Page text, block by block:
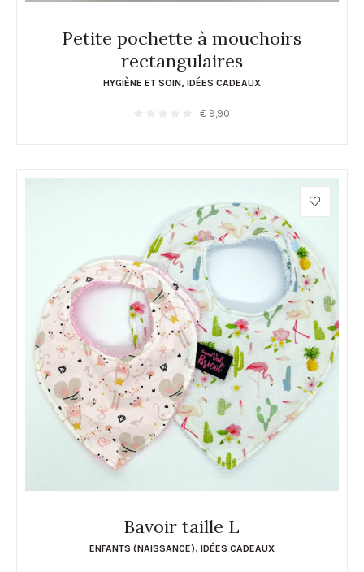
Petite pochette à mouchoirs
rectangulaires
HYGIÈNE ET SOIN, IDÉES CADEAUX
€ 9,90
Bavoir taille L
ENFANTS (NAISSANCE), IDÉES CADEAUX